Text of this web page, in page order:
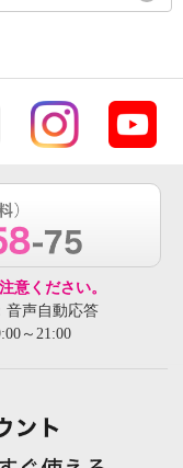
意ください。
音声自動応答
～21:00